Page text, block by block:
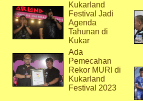
Kukarland
Festival Jadi
Agenda
Tahunan di
Kukar
Ada
Pemecahan
Rekor MURI di
Kukarland
Festival 2023